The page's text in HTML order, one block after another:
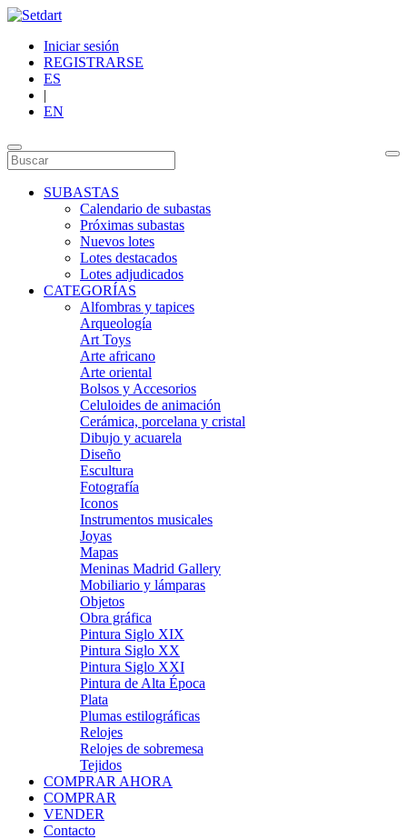
Iniciar sesión
REGISTRARSE
ES
|
EN
SUBASTAS
Calendario de subastas
Próximas subastas
Nuevos lotes
Lotes destacados
Lotes adjudicados
CATEGORÍAS
Alfombras y tapices
Arqueología
Art Toys
Arte africano
Arte oriental
Bolsos y Accesorios
Celuloides de animación
Cerámica, porcelana y cristal
Dibujo y acuarela
Diseño
Escultura
Fotografía
Iconos
Instrumentos musicales
Joyas
Mapas
Meninas Madrid Gallery
Mobiliario y lámparas
Objetos
Obra gráfica
Pintura Siglo XIX
Pintura Siglo XX
Pintura Siglo XXI
Pintura de Alta Época
Plata
Plumas estilográficas
Relojes
Relojes de sobremesa
Tejidos
COMPRAR AHORA
COMPRAR
VENDER
Contacto